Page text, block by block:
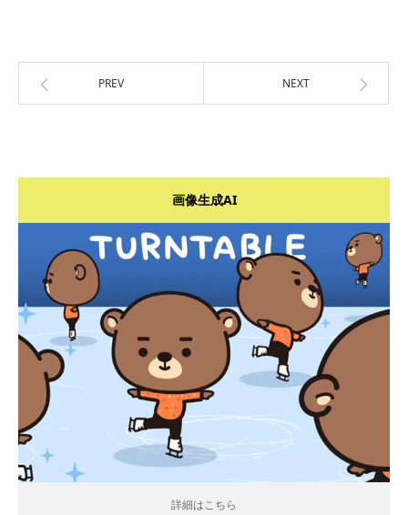
PREV NEXT
画像生成AI
詳細はこちら
詳細はこちら